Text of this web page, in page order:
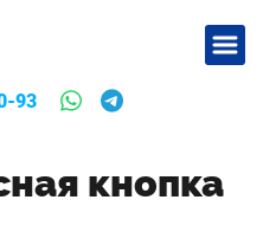
93
кнопка